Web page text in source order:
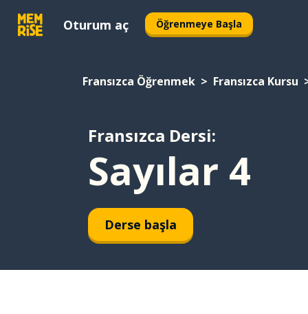
Oturum aç Öğrenmeye Başla
Fransızca Öğrenmek Fransızca Kursu
Fransızca Dersi:
Sayılar 4
Derse başla